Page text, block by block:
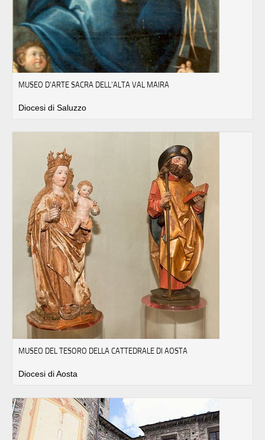
MUSEO D'ARTE SACRA DELL'ALTA VAL MAIRA
Diocesi di Saluzzo
MUSEO DEL TESORO DELLA CATTEDRALE DI AOSTA
Diocesi di Aosta